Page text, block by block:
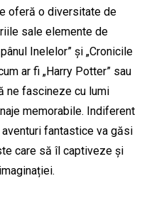
oferă o diversitate de
sale elemente de
Inelelor” și „Cronicile
ar fi „Harry Potter” sau
ne fascineze cu lumi
memorabile. Indiferent
fantastice va găsi
care să îl captiveze și